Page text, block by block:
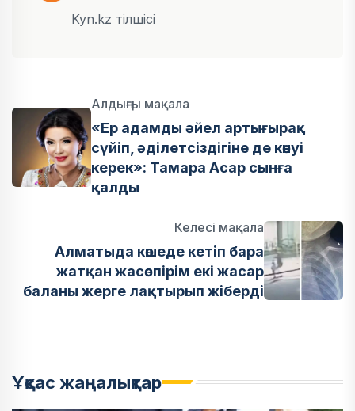
Kyn.kz тілшісі
Алдыңғы мақала
«Ер адамды әйел артығырақ
сүйіп, әділетсіздігіне де көнуі
керек»: Тамара Асар сынға
қалды
Келесі мақала
Алматыда көшеде кетіп бара
жатқан жасөспірім екі жасар
баланы жерге лақтырып жіберді
Ұқсас жаңалықтар